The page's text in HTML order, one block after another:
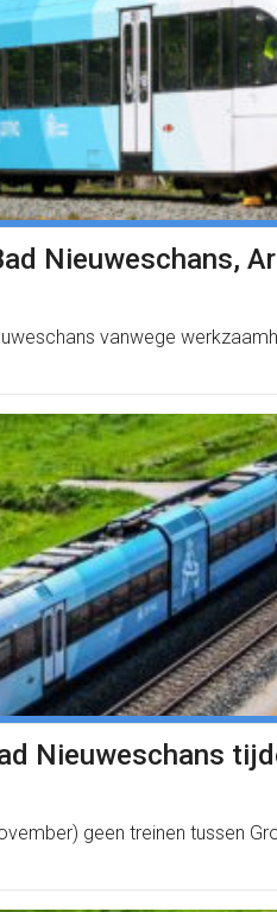
Nieuweschans,
vanwege
Nieuweschans
geen treinen tussen